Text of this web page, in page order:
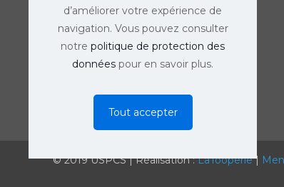
© 2019 USPCS | Réalisation :LaTooperie|
d’améliorer votre expérience de
navigation. Vous pouvez consulter
notre politique de protection des
données pour en savoir plus.
Tout accepter